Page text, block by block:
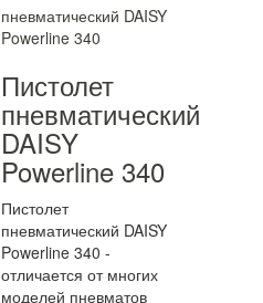
Пистолет
пневматический
DAISY
Powerline 340
Пистолет
пневматический DAISY
Powerline 340 -
отличается от многих
моделей пневматов